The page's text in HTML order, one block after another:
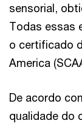
sensorial,
Todas essas
o certificado
America
De acordo
qualidade do